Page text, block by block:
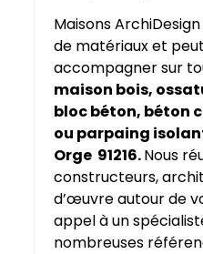
Maisons
de matériaux et
accompagner sur
maison bois,
bloc béton, béton
ou parpaing
Orge 91216.Nous
constructeurs,
d’œuvre autour de
appel à un
nombreuses